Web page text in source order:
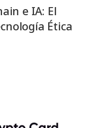
e IA: El
Ética